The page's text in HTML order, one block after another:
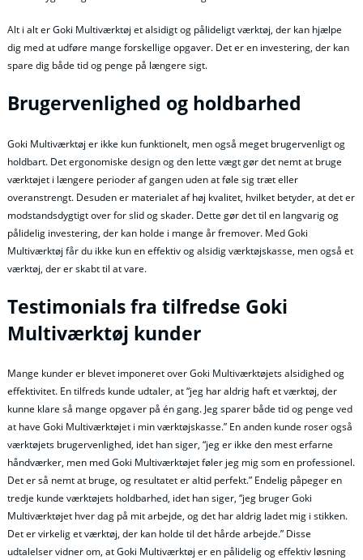
Alt i alt er Goki Multiværktøj et alsidigt og pålideligt værktøj, der kan hjælpe
dig med at udføre mange forskellige opgaver. Det er en investering, der kan
spare dig både tid og penge på længere sigt.
Brugervenlighed og holdbarhed
Goki Multiværktøj er ikke kun funktionelt, men også meget brugervenligt og
holdbart. Det ergonomiske design og den lette vægt gør det nemt at bruge
værktøjet i længere perioder af gangen uden at føle sig træt eller
overanstrengt. Desuden er materialet af høj kvalitet, hvilket betyder, at det er
modstandsdygtigt over for slid og skader. Dette gør det til en langvarig og
pålidelig investering, der kan holde i mange år fremover. Med Goki
Multiværktøj får du ikke kun en effektiv og alsidig værktøjskasse, men også et
værktøj, der er skabt til at vare.
Testimonials fra tilfredse Goki
Multiværktøj kunder
Mange kunder er blevet imponeret over Goki Multiværktøjets alsidighed og
effektivitet. En tilfreds kunde udtaler, at “jeg har aldrig haft et værktøj, der
kunne klare så mange opgaver på én gang. Jeg sparer både tid og penge ved
at have Goki Multiværktøjet i min værktøjskasse.” En anden kunde roser også
værktøjets brugervenlighed, idet han siger, “jeg er ikke den mest erfarne
håndværker, men med Goki Multiværktøjet føler jeg mig som en professionel.
Det er så nemt at bruge, og resultatet er altid perfekt.” Endelig påpeger en
tredje kunde værktøjets holdbarhed, idet han siger, “jeg bruger Goki
Multiværktøjet hver dag på mit arbejde, og det har aldrig ladet mig i stikken.
Det er virkelig et værktøj, der kan holde til det hårde arbejde.” Disse
udtalelser vidner om, at Goki Multiværktøj er en pålidelig og effektiv løsning